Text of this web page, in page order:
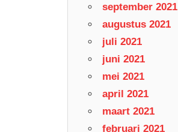
september 2021
augustus 2021
juli 2021
juni 2021
mei 2021
april 2021
maart 2021
februari 2021